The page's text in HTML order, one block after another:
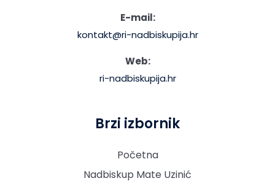
E-mail:
kontakt@ri-nadbiskupija.hr
Web:
ri-nadbiskupija.hr
Brzi izbornik
Početna
Nadbiskup Mate Uzinić